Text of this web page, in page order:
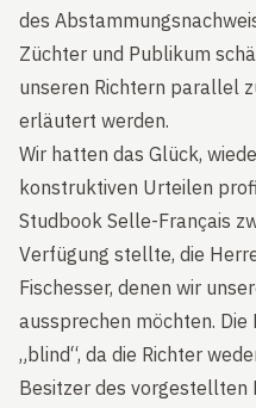
des
Züchter und Publikum
unseren Richtern parallel
erläutert werden.
Wir hatten das Glück,
konstruktiven Urteilen
Studbook Selle-Français
Verfügung stellte, die
Fischesser, denen wir
aussprechen möchten.
„blind“, da die Richter
Besitzer des vorgestellten